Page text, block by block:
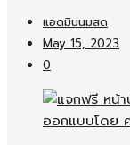
แอดมินนมสด
May 15, 2023
0